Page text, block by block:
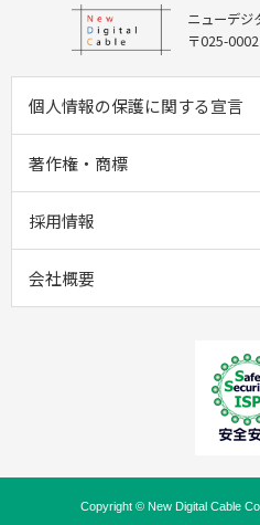
ニューデジ
〒025-
個人情報の保護に関する宣言
著作権・商標
採用情報
会社概要
Copyright © New Digital Cable